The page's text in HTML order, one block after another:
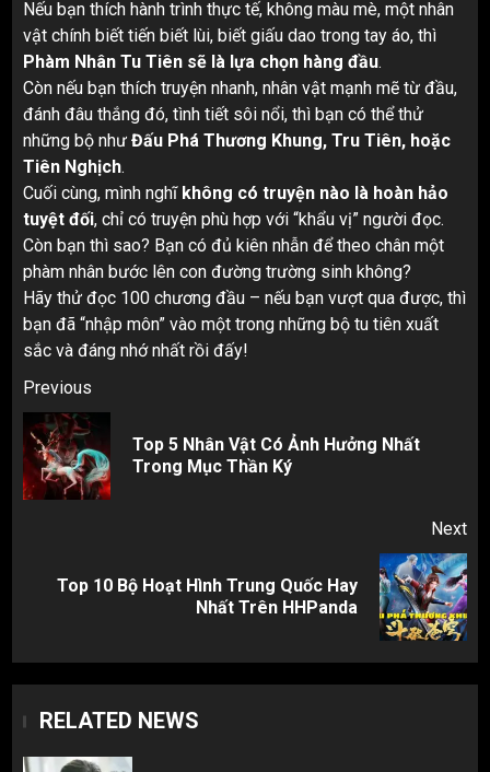
Nếu bạn thích hành trình thực tế, không màu mè, một nhân
vật chính biết tiến biết lùi, biết giấu dao trong tay áo, thì
Phàm Nhân Tu Tiên sẽ là lựa chọn hàng đầu.
Còn nếu bạn thích truyện nhanh, nhân vật mạnh mẽ từ đầu,
đánh đâu thắng đó, tình tiết sôi nổi, thì bạn có thể thử
những bộ như Đấu Phá Thương Khung, Tru Tiên, hoặc
Tiên Nghịch.
Cuối cùng, mình nghĩ không có truyện nào là hoàn hảo
tuyệt đối, chỉ có truyện phù hợp với “khẩu vị” người đọc.
Còn bạn thì sao? Bạn có đủ kiên nhẫn để theo chân một
phàm nhân bước lên con đường trường sinh không?
Hãy thử đọc 100 chương đầu – nếu bạn vượt qua được, thì
bạn đã “nhập môn” vào một trong những bộ tu tiên xuất
sắc và đáng nhớ nhất rồi đấy!
Post
navigation
Previous
Top 5 Nhân Vật Có Ảnh Hưởng Nhất
Trong Mục Thần Ký
Next
Top 10 Bộ Hoạt Hình Trung Quốc Hay
Nhất Trên HHPanda
RELATED NEWS